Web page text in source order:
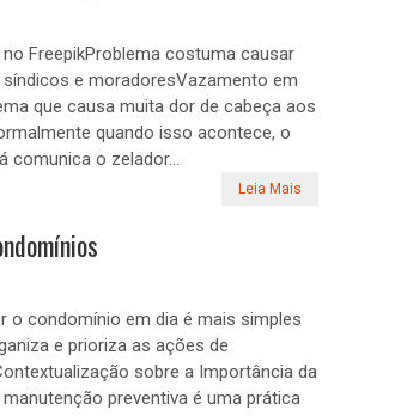
FreepikProblema costuma causar
e moradoresVazamento em
que causa muita dor de cabeça aos
quando isso acontece, o
comunica o zelador...
Leia Mais
o condomínio em dia é mais simples
e prioriza as ações de
sobre a Importância da
preventiva é uma prática